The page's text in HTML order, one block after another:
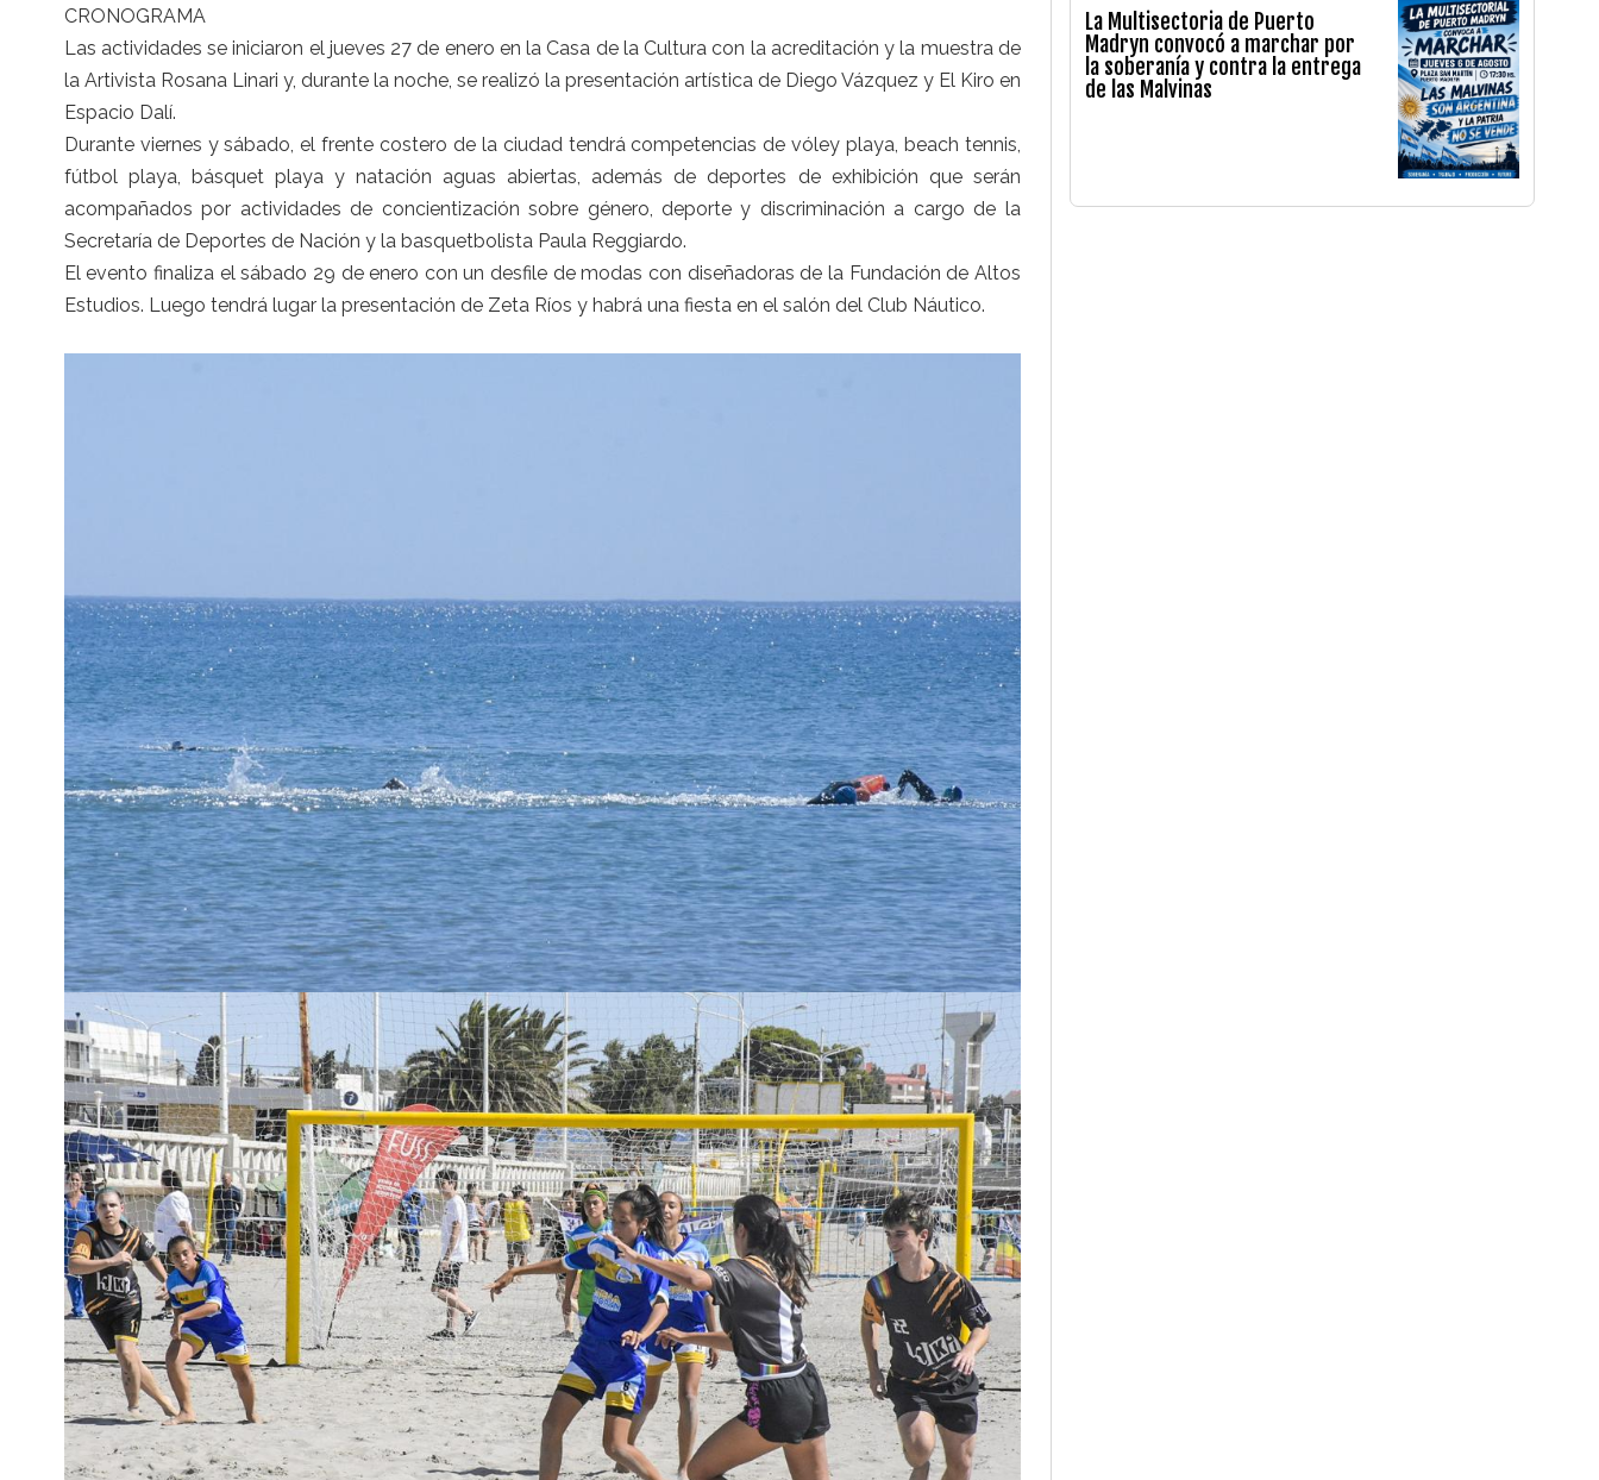
CRONOGRAMA
Las actividades se iniciaron el jueves 27 de enero en la Casa de la Cultura con la acreditación y la muestra de
la Artivista Rosana Linari y, durante la noche, se realizó la presentación artística de Diego Vázquez y El Kiro en
Espacio Dalí.
Durante viernes ysábado, el frente costero de la ciudad tendrá competencias de vóley playa, beach tennis,
fútbol playa, básquet playa y natación aguas abiertas, además de deportes de exhibición que serán
acompañados por actividades de concientización sobre género, deporte y discriminación a cargo de la
Secretaría de Deportes de Nación y la basquetbolista Paula Reggiardo.
El evento finaliza elsábado 29 de enero con un desfile de modas con diseñadoras de la Fundación de Altos
Estudios. Luego tendrá lugar la presentación de Zeta Ríos y habrá una fiesta en el salón del Club Náutico.
La Multisectoria de Puerto
Madryn convocó a marchar por
la soberanía y contra la entrega
de las Malvinas